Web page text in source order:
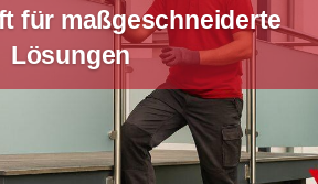
für maßgeschneiderte
Lösungen